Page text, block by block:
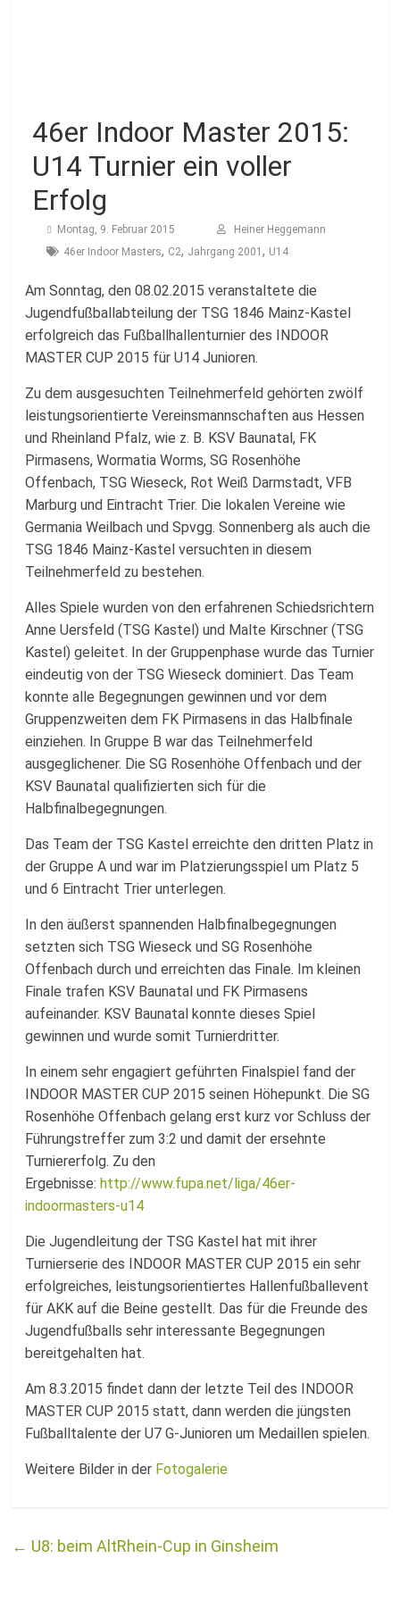
46er Indoor Master 2015:
U14 Turnier ein voller
Erfolg
Montag, 9. Februar 2015
Heiner Heggemann
46er Indoor Masters, C2, Jahrgang 2001, U14
Am Sonntag, den 08.02.2015 veranstaltete die
Jugendfußballabteilung der TSG 1846 Mainz-Kastel
erfolgreich das Fußballhallenturnier des INDOOR
MASTER CUP 2015 für U14 Junioren.
Zu dem ausgesuchten Teilnehmerfeld gehörten zwölf
leistungsorientierte Vereinsmannschaften aus Hessen
und Rheinland Pfalz, wie z. B. KSV Baunatal, FK
Pirmasens, Wormatia Worms, SG Rosenhöhe
Offenbach, TSG Wieseck, Rot Weiß Darmstadt, VFB
Marburg und Eintracht Trier. Die lokalen Vereine wie
Germania Weilbach und Spvgg. Sonnenberg als auch die
TSG 1846 Mainz-Kastel versuchten in diesem
Teilnehmerfeld zu bestehen.
Alles Spiele wurden von den erfahrenen Schiedsrichtern
Anne Uersfeld (TSG Kastel) und Malte Kirschner (TSG
Kastel) geleitet. In der Gruppenphase wurde das Turnier
eindeutig von der TSG Wieseck dominiert. Das Team
konnte alle Begegnungen gewinnen und vor dem
Gruppenzweiten dem FK Pirmasens in das Halbfinale
einziehen. In Gruppe B war das Teilnehmerfeld
ausgeglichener. Die SG Rosenhöhe Offenbach und der
KSV Baunatal qualifizierten sich für die
Halbfinalbegegnungen.
Das Team der TSG Kastel erreichte den dritten Platz in
der Gruppe A und war im Platzierungsspiel um Platz 5
und 6 Eintracht Trier unterlegen.
In den äußerst spannenden Halbfinalbegegnungen
setzten sich TSG Wieseck und SG Rosenhöhe
Offenbach durch und erreichten das Finale. Im kleinen
Finale trafen KSV Baunatal und FK Pirmasens
aufeinander. KSV Baunatal konnte dieses Spiel
gewinnen und wurde somit Turnierdritter.
In einem sehr engagiert geführten Finalspiel fand der
INDOOR MASTER CUP 2015 seinen Höhepunkt. Die SG
Rosenhöhe Offenbach gelang erst kurz vor Schluss der
Führungstreffer zum 3:2 und damit der ersehnte
Turniererfolg. Zu den
Ergebnisse:http://www.fupa.net/liga/46er-
indoormasters-u14
Die Jugendleitung der TSG Kastel hat mit ihrer
Turnierserie des INDOOR MASTER CUP 2015 ein sehr
erfolgreiches, leistungsorientiertes Hallenfußballevent
für AKK auf die Beine gestellt. Das für die Freunde des
Jugendfußballs sehr interessante Begegnungen
bereitgehalten hat.
Am 8.3.2015 findet dann der letzte Teil des INDOOR
MASTER CUP 2015 statt, dann werden die jüngsten
Fußballtalente der U7 G-Junioren um Medaillen spielen.
Weitere Bilder in der Fotogalerie
← U8: beim AltRhein-Cup in Ginsheim